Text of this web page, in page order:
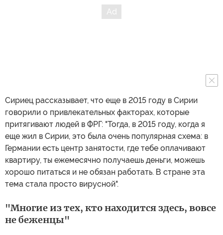
Сириец рассказывает, что еще в 2015 году в Сирии
говорили о привлекательных факторах, которые
притягивают людей в ФРГ: "Тогда, в 2015 году, когда я
еще жил в Сирии, это была очень популярная схема: в
Германии есть центр занятости, где тебе оплачивают
квартиру, ты ежемесячно получаешь деньги, можешь
хорошо питаться и не обязан работать. В стране эта
тема стала просто вирусной".
"Многие из тех, кто находится здесь, вовсе
не беженцы"